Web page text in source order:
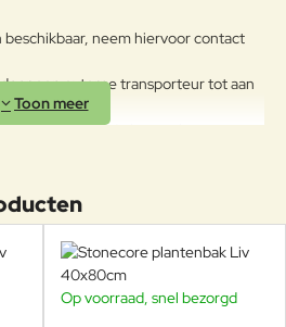
neem hiervoor contact
een externe transporteur tot aan
gewapend glasvezel
NIET GERETOURNEERD
Op voorraad, snel bezorgd